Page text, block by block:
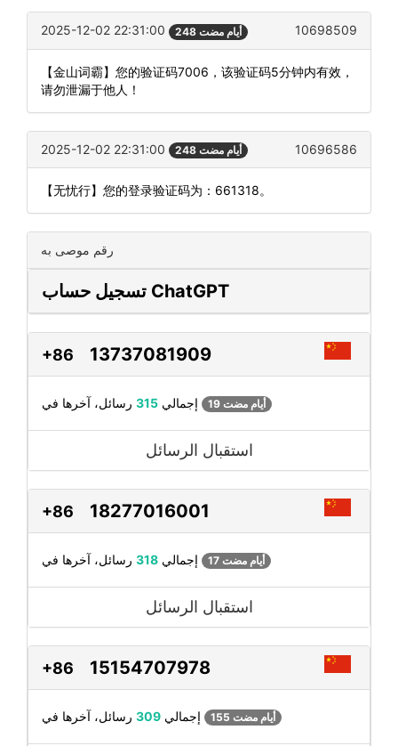
2025-12-02 22:31:00 248 أيام مضت 10698509
【金山词霸】您的验证码7006，该验证码5分钟内有效，
请勿泄漏于他人！
2025-12-02 22:31:00 248 أيام مضت 10696586
【无忧行】您的登录验证码为：661318。
رقم موصى به
تسجيل حساب ChatGPT
+86 13737081909
إجمالي 315 19 أيام مضت
استقبال الرسائل
+86 18277016001
إجمالي 318 17 أيام مضت
استقبال الرسائل
+86 15154707978
إجمالي 309 155 أيام مضت